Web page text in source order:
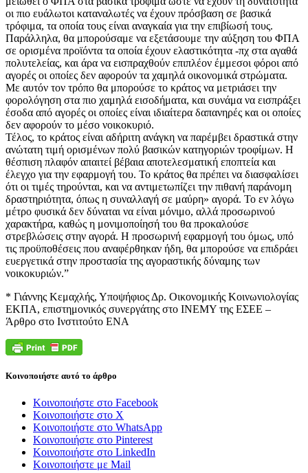
οι πιο ευάλωτοι καταναλωτές να έχουν πρόσβαση σε βασικά
τρόφιμα, τα οποία τους είναι αναγκαία για την επιβίωσή τους.
Παράλληλα, θα μπορούσαμε να εξετάσουμε την αύξηση του ΦΠΑ
σε ορισμένα προϊόντα τα οποία έχουν ελαστικότητα -πχ στα αγαθά
πολυτελείας, και άρα να εισπραχθούν επιπλέον έμμεσοι φόροι από
αγορές οι οποίες δεν αφορούν τα χαμηλά οικονομικά στρώματα.
Με αυτόν τον τρόπο θα μπορούσε το κράτος να μετριάσει την
φορολόγηση στα πιο χαμηλά εισοδήματα, και συνάμα να εισπράξει
έσοδα από αγορές οι οποίες είναι ιδιαίτερα δαπανηρές και οι οποίες
δεν αφορούν το μέσο νοικοκυριό.
Τέλος, το κράτος είναι αδήριτη ανάγκη να παρέμβει δραστικά στην
ανώτατη τιμή ορισμένων πολύ βασικών κατηγοριών τροφίμων. Η
θέσπιση πλαφόν απαιτεί βέβαια αποτελεσματική εποπτεία και
έλεγχο για την εφαρμογή του. Το κράτος θα πρέπει να διασφαλίσει
ότι οι τιμές τηρούνται, και να αντιμετωπίζει την πιθανή παράνομη
δραστηριότητα, όπως η συναλλαγή σε μαύρη» αγορά. Το εν λόγω
μέτρο φυσικά δεν δύναται να είναι μόνιμο, αλλά προσωρινού
χαρακτήρα, καθώς η μονιμοποίησή του θα προκαλούσε
στρεβλώσεις στην αγορά. Η προσωρινή εφαρμογή του όμως, υπό
τις προϋποθέσεις που αναφέρθηκαν ήδη, θα μπορούσε να επιδράει
ευεργετικά στην προστασία της αγοραστικής δύναμης των
νοικοκυριών.”
* Γιάννης Κεμαχλής, Υποψήφιος Δρ. Οικονομικής Κοινωνιολογίας
ΕΚΠΑ, επιστημονικός συνεργάτης στο ΙΝΕΜΥ της ΕΣΕΕ –
Άρθρο στο Ινστιτούτο ΕΝΑ
Κοινοποιήστε αυτό το άρθρο
Κοινοποιήστε στο Facebook
Κοινοποιήστε στο X
Κοινοποιήστε στο WhatsApp
Κοινοποιήστε στο Pinterest
Κοινοποιήστε στο LinkedIn
Κοινοποιήστε με Mail